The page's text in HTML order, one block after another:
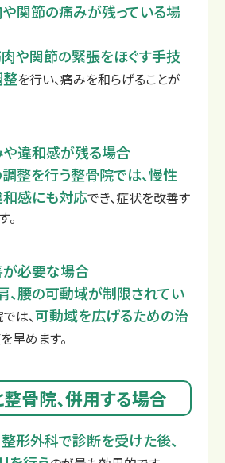
関節の痛みが残っている場
や関節の緊張をほぐす手技
を行い、痛みを和らげることが
違和感が残る場合
整を行う整骨院では、慢性
感にも対応でき、症状を改善す
。
必要な場合
、腰の可動域が制限されてい
は、可動域を広げるための治
早めます。
骨院、併用する場合
整形外科で診断を受けた後、